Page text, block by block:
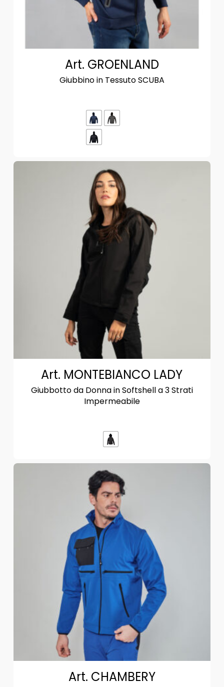
Art. GROENLAND
Giubbino in Tessuto SCUBA
Art. MONTEBIANCO LADY
Giubbotto da Donna in Softshell a 3 Strati
Impermeabile
Art. CHAMBERY